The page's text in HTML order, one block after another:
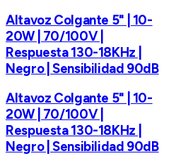
Altavoz Colgante 5" | 10-
20W | 70/100V |
Respuesta 130-18KHz |
Negro | Sensibilidad 90dB
Altavoz Colgante 5" | 10-
20W | 70/100V |
Respuesta 130-18KHz |
Negro | Sensibilidad 90dB